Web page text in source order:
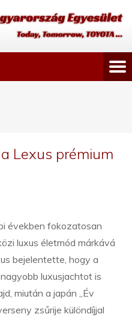
Lexus prémium
években fokozatosan
luxus életmód márkává
bejelentette, hogy a
luxusjachtot is
miután a japán „Év
zsűrije különdíjjal